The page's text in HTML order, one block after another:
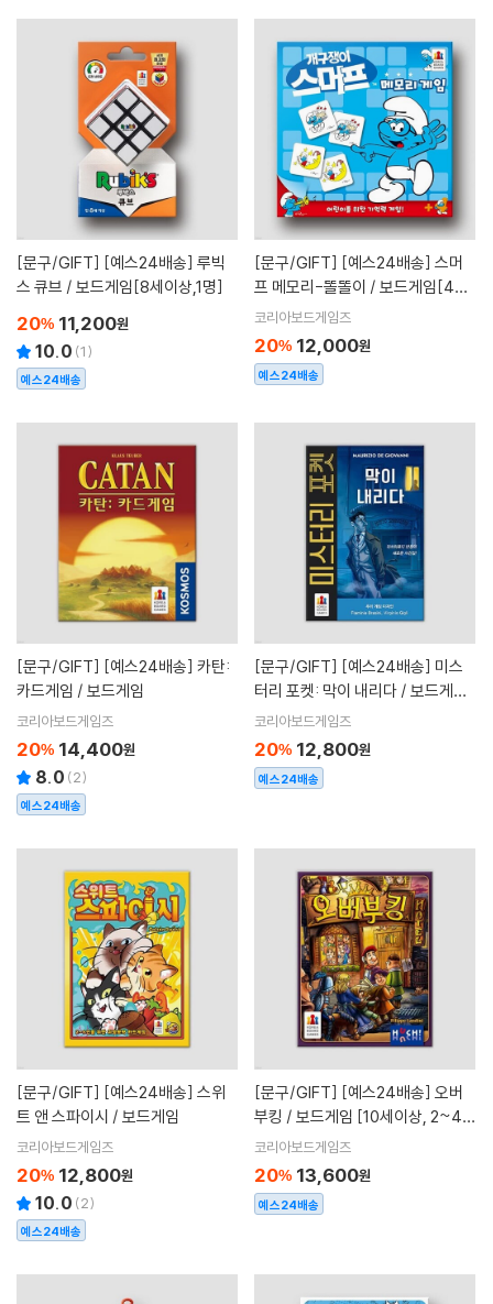
[문구/GIFT]
스 큐브 / 보드게임[8세이상,1명]
20% 11,200원
10.0 (1)
예스24배송
[문구/GIFT]
프 메모리-똘똘이 / 보드게임[4세
이상,2~4명]
코리아보드게임즈
20% 12,000원
예스24배송
[문구/GIFT]
카드게임 / 보드게임
코리아보드게임즈
20% 14,400원
8.0 (2)
예스24배송
[문구/GIFT]
터리 포켓: 막이 내리다 / 보드게임
[만 14세 이상, 1~6명]
코리아보드게임즈
20% 12,800원
예스24배송
[문구/GIFT]
트 앤 스파이시 / 보드게임
코리아보드게임즈
20% 12,800원
10.0 (2)
예스24배송
[문구/GIFT]
부킹 / 보드게임 [10세이상, 2~4
명]
코리아보드게임즈
20% 13,600원
예스24배송